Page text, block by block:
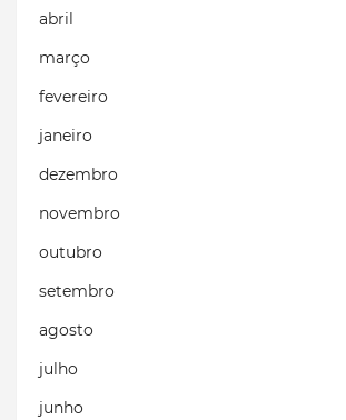
abril
março
fevereiro
janeiro
dezembro
novembro
outubro
setembro
agosto
julho
junho